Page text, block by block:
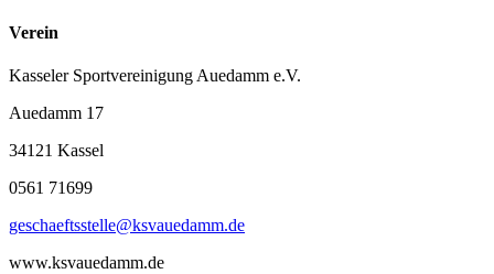
Verein
Kasseler Sportvereinigung Auedamm e.V.
Auedamm 17
34121 Kassel
0561 71699
geschaeftsstelle@ksvauedamm.de
www.ksvauedamm.de